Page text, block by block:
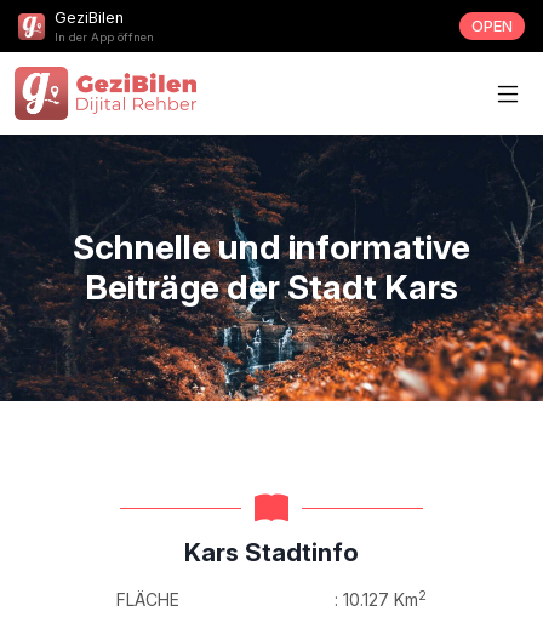
GeziBilen
In der App öffnen
OPEN
Schnelle und informative
Beiträge der Stadt Kars
Kars Stadtinfo
FLÄCHE : 10.127 Km2